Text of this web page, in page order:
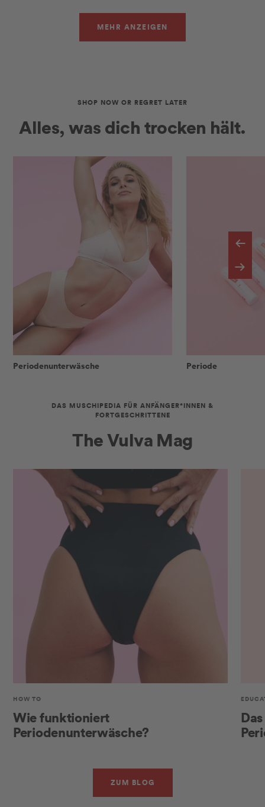
MEHR ANZEIGEN
SHOP NOW OR REGRET LATER
Alles, was dich trocken hält.
Periodenunterwäsche Periode
Zurück
Weiter
DAS MUSCHIPEDIA FÜR ANFÄNGER*INNEN &
FORTGESCHRITTENE
The Vulva Mag
HOW TO
Wie funktioniert
Periodenunterwäsche?
ZUM BLOG